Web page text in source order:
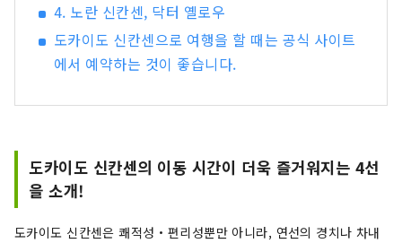
4. 노란 신칸센, 닥터 옐로우
도카이도 신칸센으로 여행을 할 때는 공식 사이트
에서 예약하는 것이 좋습니다.
도카이도 신칸센의 이동 시간이 더욱 즐거워지는 4선
을 소개!
도카이도 신칸센은 쾌적성・편리성뿐만 아니라, 연선의 경치나 차내